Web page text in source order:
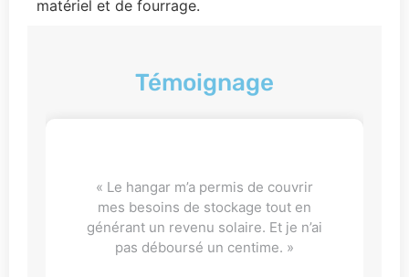
matériel et de fourrage.
Témoignage
« Le hangar m’a permis de couvrir
mes besoins de stockage tout en
générant un revenu solaire. Et je n’ai
pas déboursé un centime. »